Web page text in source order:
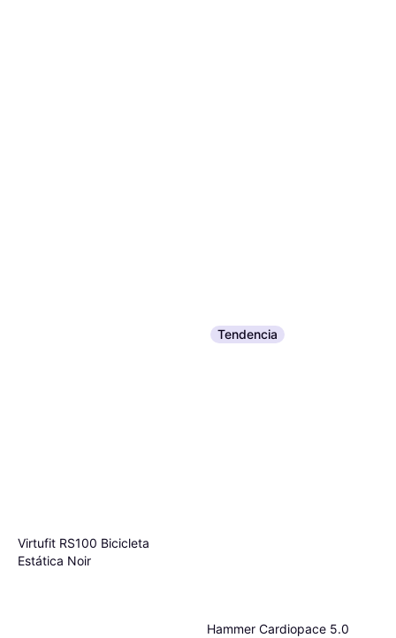
Virtufit RS100 Bicicleta
Estática Noir
Tendencia
Hammer Cardiopace 5.0